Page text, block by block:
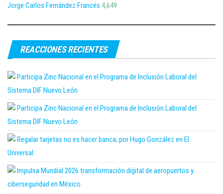
Jorge Carlos Fernández Francés 4,649
REACCIONES RECIENTES
Participa Zinc Nacional en el Programa de Inclusión Laboral del
Sistema DIF Nuevo León
Participa Zinc Nacional en el Programa de Inclusión Laboral del
Sistema DIF Nuevo León
Regalar tarjetas no es hacer banca; por Hugo González en El
Universal
Impulsa Mundial 2026 transformación digital de aeropuertos y
ciberseguridad en México